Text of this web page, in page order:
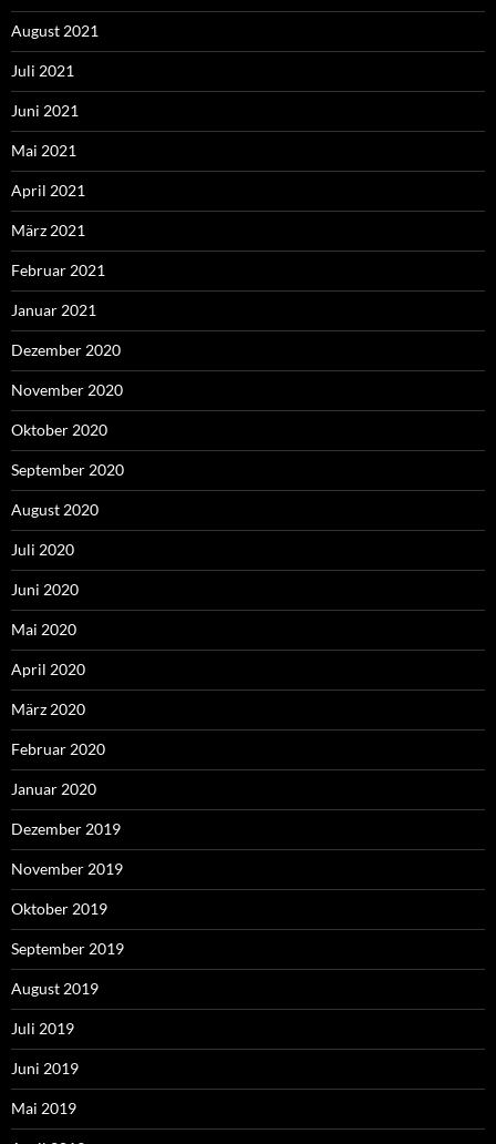
August 2021
Juli 2021
Juni 2021
Mai 2021
April 2021
März 2021
Februar 2021
Januar 2021
Dezember 2020
November 2020
Oktober 2020
September 2020
August 2020
Juli 2020
Juni 2020
Mai 2020
April 2020
März 2020
Februar 2020
Januar 2020
Dezember 2019
November 2019
Oktober 2019
September 2019
August 2019
Juli 2019
Juni 2019
Mai 2019